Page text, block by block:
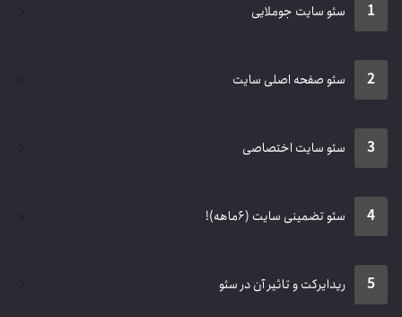
سئو سایت جوملایی
سئو صفحه اصلی سایت
سئو سایت اختصاصی
سئو تضمینی سایت (۶ماهه)!
ریدایرکت و تاثیر آن در سئو